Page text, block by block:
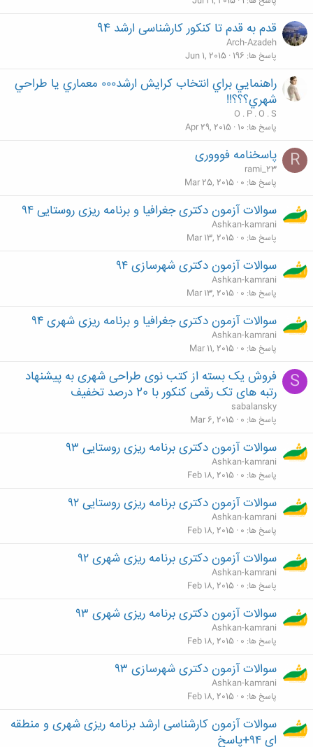
قدم به قدم تا کنکور کارشناسی ارشد 94
Arch-Azadeh
پاسخ ها 196
Jun 1, 2015
راهنمايي براي انتخاب كرايش ارشد٠٠٠ معماري يا طراحي
شهري؟؟؟!!
O . P . O . S
پاسخ ها 10
Apr 29, 2015
R پاسخنامه فوووری
rami_23
پاسخ ها 0
Mar 25, 2015
سوالات آزمون دکتری جغرافیا و برنامه ریزی روستایی ۹۴
Ashkan-kamrani
پاسخ ها 0
Mar 13, 2015
سوالات آزمون دکتری شهرسازی ۹۴
Ashkan-kamrani
پاسخ ها 0
Mar 13, 2015
سوالات آزمون دکتری جغرافیا و برنامه ریزی شهری ۹۴
Ashkan-kamrani
پاسخ ها 0
Mar 11, 2015
S
فروش یک بسته از کتب نوی طراحی شهری به پیشنهاد
رتبه های تک رقمی کنکور با 20 درصد تخفیف
sabalansky
پاسخ ها 0
Mar 6, 2015
سوالات آزمون دکتری برنامه ریزی روستایی ۹۳
Ashkan-kamrani
پاسخ ها 0
Feb 18, 2015
سوالات آزمون دکتری برنامه ریزی روستایی ۹۲
Ashkan-kamrani
پاسخ ها 0
Feb 18, 2015
سوالات آزمون دکتری برنامه ریزی شهری ۹۲
Ashkan-kamrani
پاسخ ها 0
Feb 18, 2015
سوالات آزمون دکتری برنامه ریزی شهری ۹۳
Ashkan-kamrani
پاسخ ها 0
Feb 18, 2015
سوالات آزمون دکتری شهرسازی ۹۳
Ashkan-kamrani
پاسخ ها 0
Feb 18, 2015
سوالات آزمون کارشناسی ارشد برنامه ریزی شهری و منطقه
ای ۹۴+پاسخ